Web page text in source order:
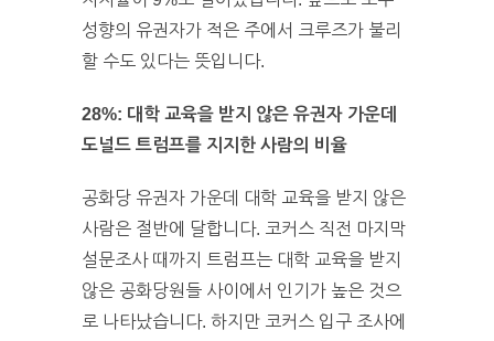
성향의 유권자가 적은 주에서 크루즈가 불리
할 수도 있다는 뜻입니다.
28%: 대학 교육을 받지 않은 유권자 가운데
도널드 트럼프를 지지한 사람의 비율
공화당 유권자 가운데 대학 교육을 받지 않은
사람은 절반에 달합니다. 코커스 직전 마지막
설문조사 때까지 트럼프는 대학 교육을 받지
않은 공화당원들 사이에서 인기가 높은 것으
로 나타났습니다. 하지만 코커스 입구 조사에